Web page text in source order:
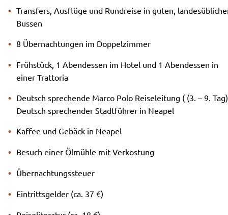
Transfers, Ausflüge und Rundreise in guten,
Bussen
8 Übernachtungen im Doppelzimmer
Frühstück, 1 Abendessen im Hotel und 1 Abendessen in
einer Trattoria
Deutsch sprechende Marco Polo Reiseleitung ( (3. – 9.
Deutsch sprechender Stadtführer in Neapel
Kaffee und Gebäck in Neapel
Besuch einer Ölmühle mit Verkostung
Übernachtungssteuer
Eintrittsgelder (ca. 37 €)